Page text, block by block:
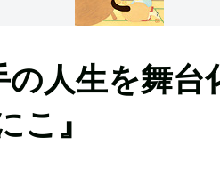
人生を舞台
こ』